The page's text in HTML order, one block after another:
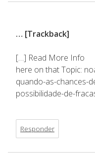
… [Trackback]
[…] Read More Info
here on that Topic:
quando-as-chances-
possibilidade-de-
Responder